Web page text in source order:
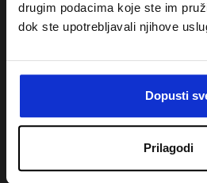
drugim podacima koje ste im
dok ste upotrebljavali njihove
Dopusti
Prilagodi